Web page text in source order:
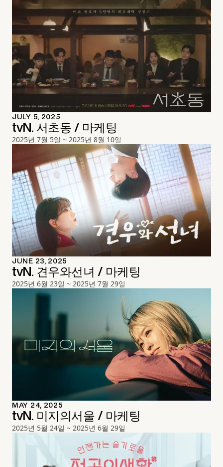
JULY 5, 2025
tvN. 서초동 / 마케팅
2025년 7월 5일 ~ 2025년 8월 10일
JUNE 23, 2025
tvN. 견우와선녀 / 마케팅
2025년 6월 23일 ~ 2025년 7월 29일
MAY 24, 2025
tvN. 미지의서울 / 마케팅
2025년 5월 24일 ~ 2025년 6월 29일